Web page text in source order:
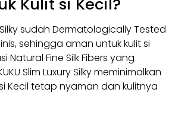
Silky sudah Dermatologically Tested
sehingga aman untuk kulit si
Natural Fine Silk Fibers yang
Slim Luxury Silky meminimalkan
Kecil tetap nyaman dan kulitnya